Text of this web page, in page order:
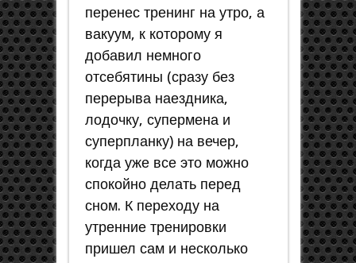
перенес тренинг на утро, а
вакуум, к которому я
добавил немного
отсебятины (сразу без
перерыва наездника,
лодочку, супермена и
суперпланку) на вечер,
когда уже все это можно
спокойно делать перед
сном. К переходу на
утренние тренировки
пришел сам и несколько